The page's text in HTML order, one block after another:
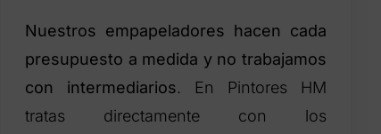
Nuestros empapeladores hacen cada
presupuesto a medida y no trabajamos
con intermediarios. En Pintores HM
tratas directamente con los